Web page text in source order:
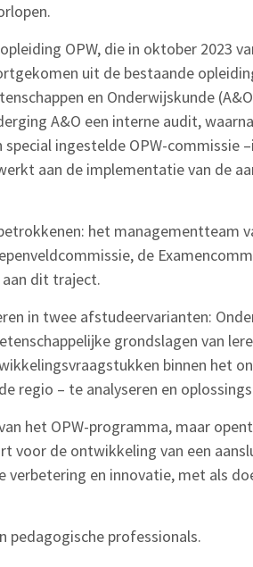
OPW, die in oktober 2023
uit de bestaande
en Onderwijskunde
A&O een interne audit,
special ingestelde OPW-commissie
aan de implementatie van de
het managementteam
de
aan dit traject.
in twee afstudeervarianten:
grondslagen van
binnen het
regio – te analyseren en
het OPW-programma, maar
voor de ontwikkeling van een
en innovatie, met als
pedagogische professionals.